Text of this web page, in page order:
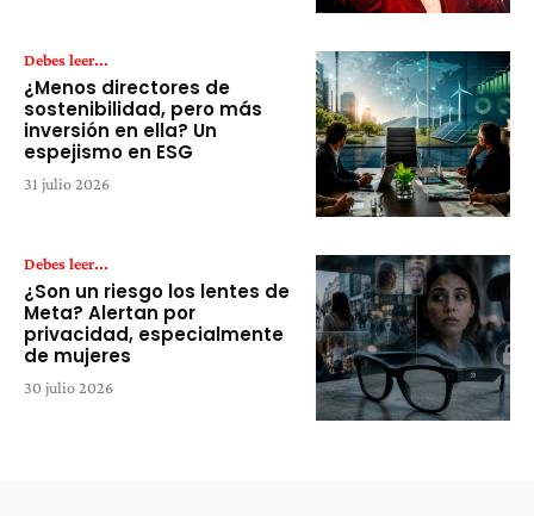
Debes leer...
¿Menos directores de
sostenibilidad, pero más
inversión en ella? Un
espejismo en ESG
31 julio 2026
Debes leer...
¿Son un riesgo los lentes de
Meta? Alertan por
privacidad, especialmente
de mujeres
30 julio 2026